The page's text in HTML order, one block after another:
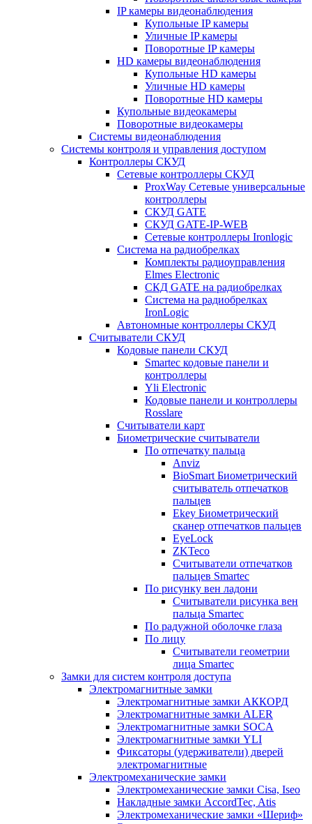
IP камеры видеонаблюдения
Купольные IP камеры
Уличные IP камеры
Поворотные IP камеры
HD камеры видеонаблюдения
Купольные HD камеры
Уличные HD камеры
Поворотные HD камеры
Купольные видеокамеры
Поворотные видеокамеры
Системы видеонаблюдения
Системы контроля и управления доступом
Контроллеры СКУД
Сетевые контроллеры СКУД
ProxWay Сетевые универсальные
контроллеры
СКУД GATE
СКУД GATE-IP-WEB
Сетевые контроллеры Ironlogic
Система на радиобрелках
Комплекты радиоуправления
Elmes Electronic
СКД GATE на радиобрелках
Система на радиобрелках
IronLogic
Автономные контроллеры СКУД
Считыватели СКУД
Кодовые панели СКУД
Smartec кодовые панели и
контроллеры
Yli Electronic
Кодовые панели и контроллеры
Rosslare
Считыватели карт
Биометрические считыватели
По отпечатку пальца
Anviz
BioSmart Биометрический
считыватель отпечатков
пальцев
Ekey Биометрический
сканер отпечатков пальцев
EyeLock
ZKTeco
Считыватели отпечатков
пальцев Smartec
По рисунку вен ладони
Считыватели рисунка вен
пальца Smartec
По радужной оболочке глаза
По лицу
Считыватели геометрии
лица Smartec
Замки для систем контроля доступа
Электромагнитные замки
Электромагнитные замки АККОРД
Электромагнитные замки ALER
Электромагнитные замки SOCA
Электромагнитные замки YLI
Фиксаторы (удерживатели) дверей
электромагнитные
Электромеханические замки
Электромеханические замки Cisa, Iseo
Накладные замки AccordTec, Atis
Электромеханические замки «Шериф»